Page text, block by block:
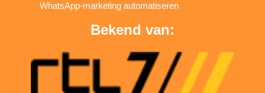
WhatsApp-marketing automatiseren
Bekend van: